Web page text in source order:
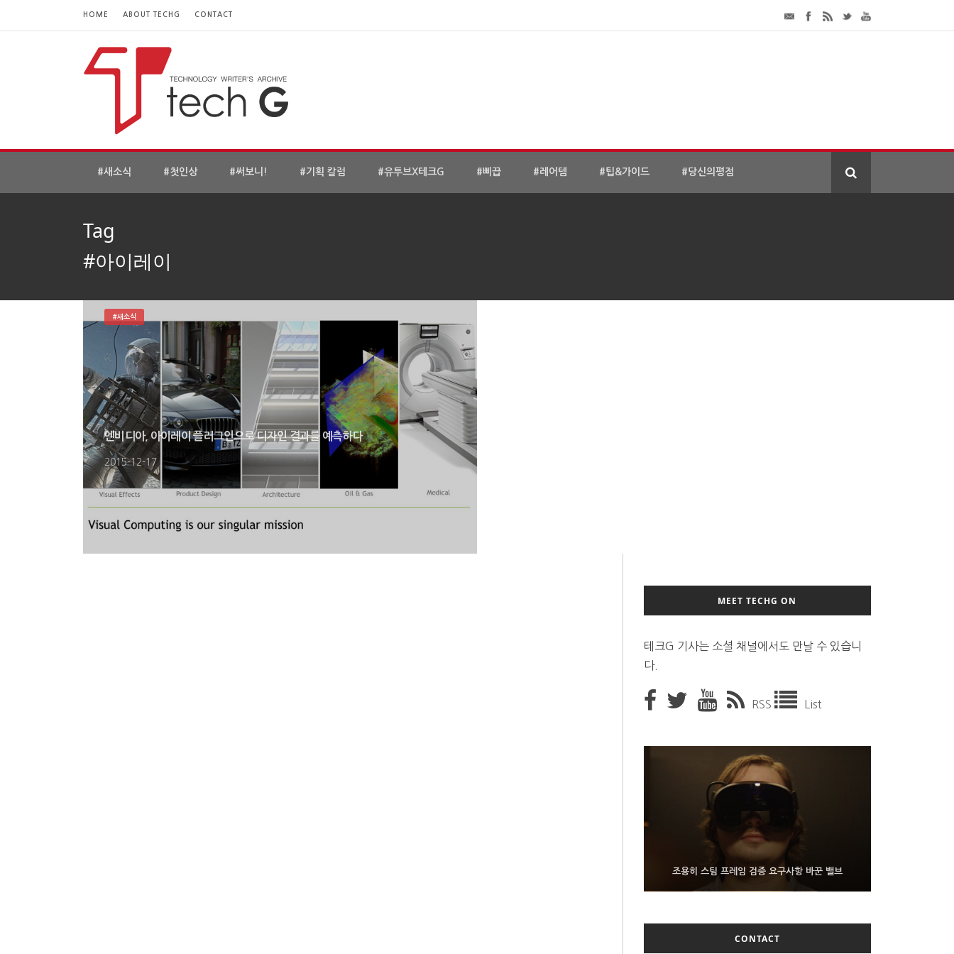
HOME ABOUT TECHG CONTACT
#새소식 #첫인상 #써보니! #기획 칼럼 #유투브X테크G #삐끕 #레어템 #팁&가이드 #당신의평점
Tag
#아이레이
엔비디아, 아이레이 플러그인으로 디자인 결과를 예측하다
2015-12-17
#새소식
MEET TECHG ON
테크G 기사는 소셜 채널에서도 만날 수 있습니
다.
RSS List
조용히 스팀 프레임 검증 요구사항 바꾼 밸브
9월 4일부터 서비스 접는 안드로이드 장치용 구글 어
시스턴트
FMS 2026서 차세대 3D 메모리 ZHBM·ZNAND-O
모형 처음 선보인 삼성전자
CONTACT